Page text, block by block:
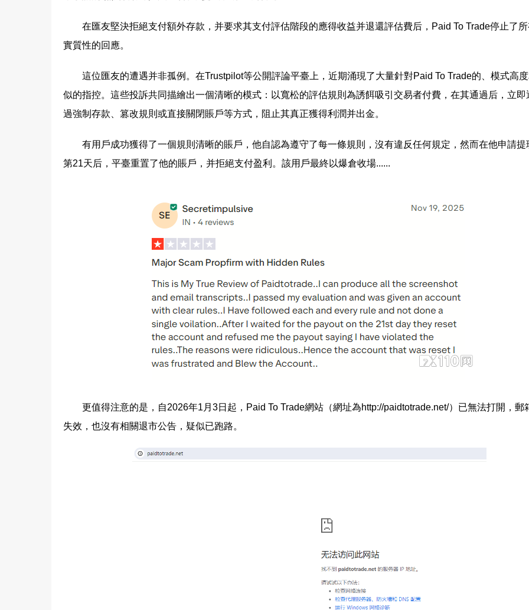
在匯友堅決拒絕支付額外存款，并要求其支付評估階段的應得收益并退還評估費后，Paid To Trade停止了
實質性的回應。
這位匯友的遭遇并非孤例。在Trustpilot等公開評論平臺上，近期涌現了大量針對Paid To Trade的、模式高
似的指控。這些投訴共同描繪出一個清晰的模式：以寬松的評估規則為誘餌吸引交易者付費，在其通過后，立即
過強制存款、篡改規則或直接關閉賬戶等方式，阻止其真正獲得利潤并出金。
有用戶成功獲得了一個規則清晰的賬戶，他自認為遵守了每一條規則，沒有違反任何規定，然而在他申請提
第21天后，平臺重置了他的賬戶，并拒絕支付盈利。該用戶最終以爆倉收場......
更值得注意的是，自2026年1月3日起，Paid To Trade網站（網址為http://paidtotrade.net/）已無法打開，郵
失效，也沒有相關退市公告，疑似已跑路。